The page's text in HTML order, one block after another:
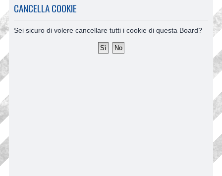
CANCELLA COOKIE
Sei sicuro di volere cancellare tutti i cookie di questa Board?